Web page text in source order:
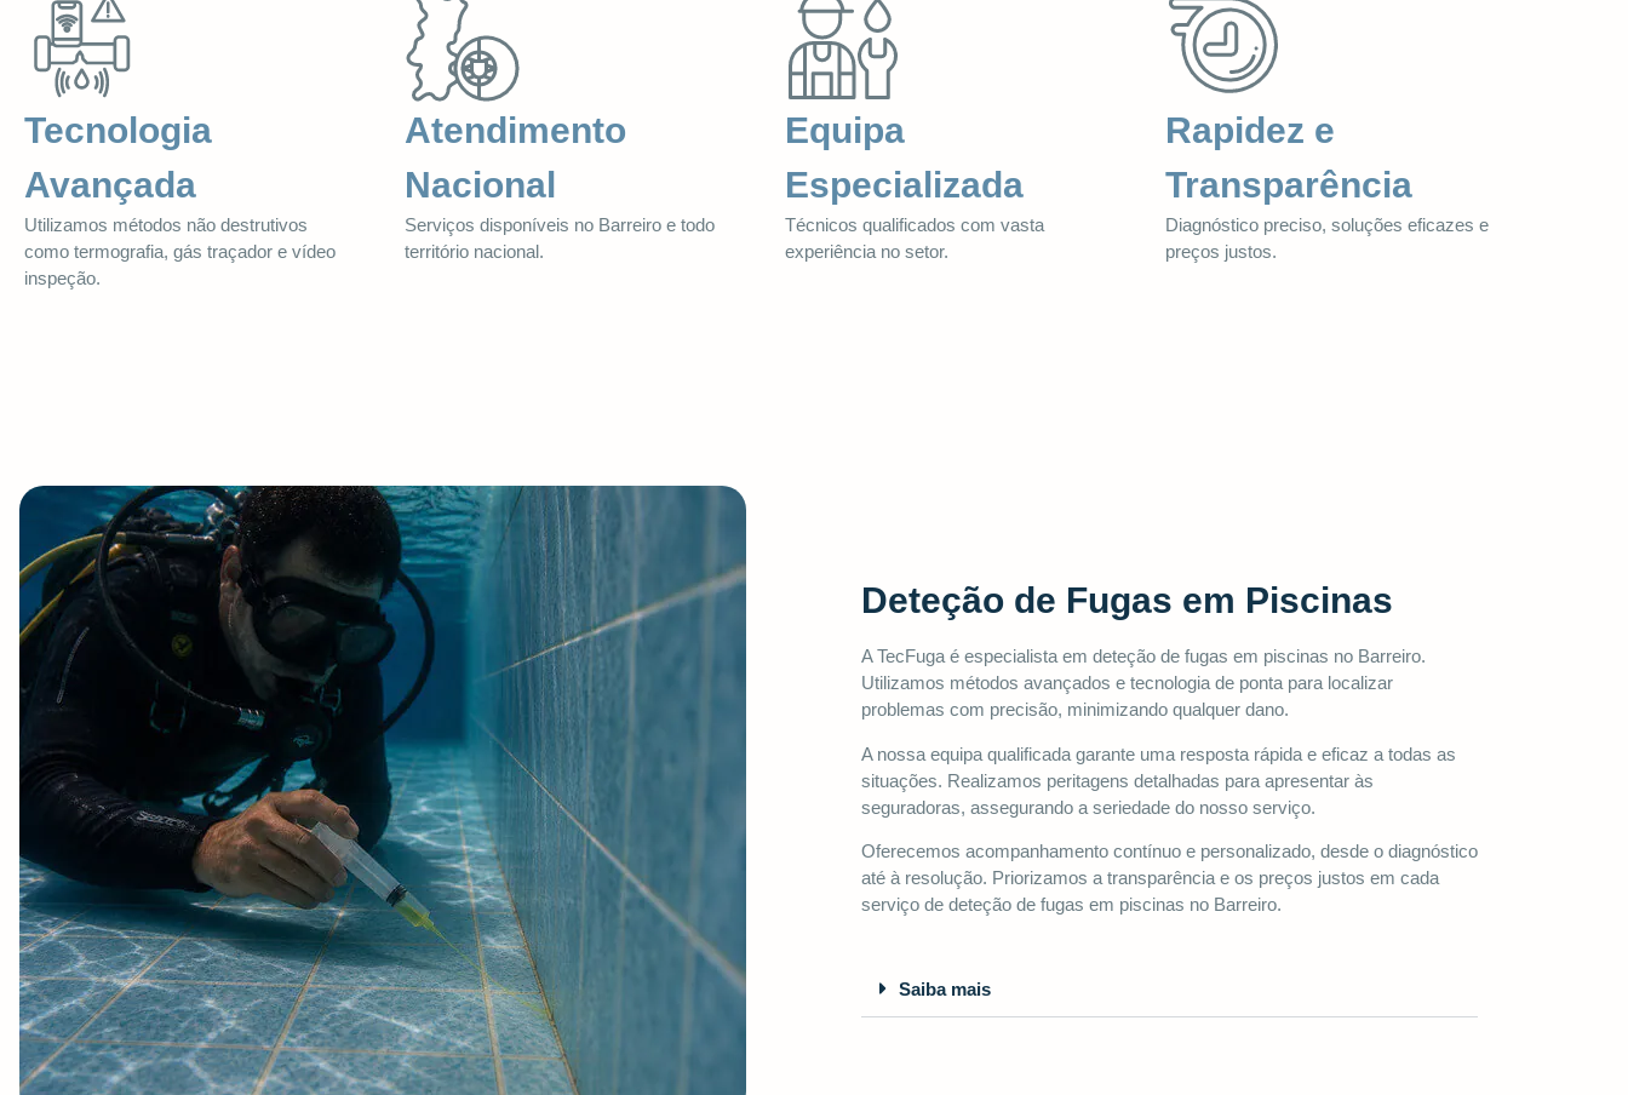
Tecnologia
Avançada
Utilizamos métodos não destrutivos
como termografia, gás traçador e vídeo
inspeção.
Atendimento
Nacional
Serviços disponíveis no Barreiro e todo
território nacional.
Equipa
Especializada
Técnicos qualificados com vasta
experiência no setor.
Rapidez e
Transparência
Diagnóstico preciso, soluções eficazes e
preços justos.
Deteção de Fugas em Piscinas
A TecFuga é especialista em deteção de fugas em piscinas no Barreiro.
Utilizamos métodos avançados e tecnologia de ponta para localizar
problemas com precisão, minimizando qualquer dano.
A nossa equipa qualificada garante uma resposta rápida e eficaz a todas as
situações. Realizamos peritagens detalhadas para apresentar às
seguradoras, assegurando a seriedade do nosso serviço.
Oferecemos acompanhamento contínuo e personalizado, desde o diagnóstico
até à resolução. Priorizamos a transparência e os preços justos em cada
serviço de deteção de fugas em piscinas no Barreiro.
Saiba mais